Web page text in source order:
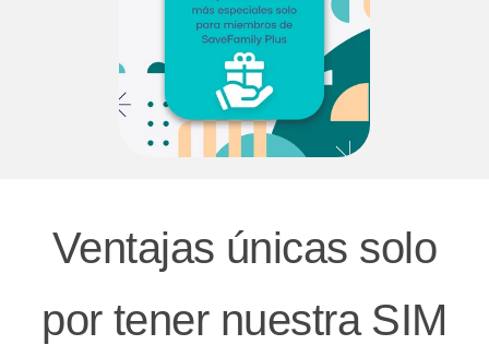
Ventajas únicas solo
por tener nuestra SIM